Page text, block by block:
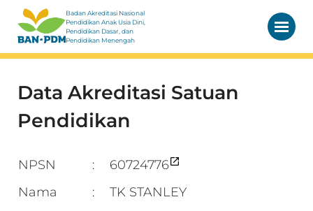
Badan Akreditasi Nasional
Pendidikan Anak Usia Dini,
Pendidikan Dasar, dan
Pendidikan Menengah
Data Akreditasi Satuan
Pendidikan
NPSN :
60724776
Nama
:
TK STANLEY